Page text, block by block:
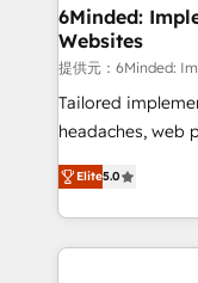
downtime. 🔹 RevOps Strategy: Align teams,
processes, and
Integrations:
for better adoption. 🔹 Custom
tailored apps,
our commitment
OneMetric, we
6Minded:
Websites
提供元：6Minded:
Tailored
headaches, web
house team of
developers,
aspects of your HubSpot. ✨
100+ seamless
Elite5.0